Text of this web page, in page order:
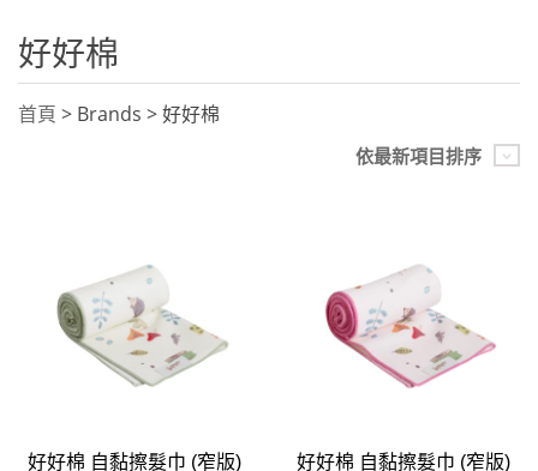
首頁 > Brands > 好好棉
好好棉
依最新項目排序
好好棉 自黏擦髮巾 (窄版)
好好棉 自黏擦髮巾 (窄版)